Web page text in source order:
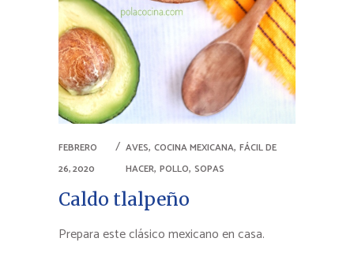
FEBRERO
26, 2020
AVES,COCINA MEXICANA,FÁCIL DE
HACER,POLLO,SOPAS
Caldo tlalpeño
Prepara este clásico mexicano en casa.